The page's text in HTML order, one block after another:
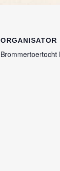
ORGANISATOR
Brommertoertocht